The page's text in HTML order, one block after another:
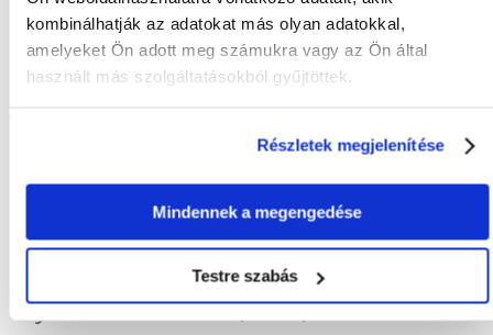
kombinálhatják az adatokat más olyan adatokkal,
amelyeket Ön adott meg számukra vagy az Ön által
használt más szolgáltatásokból gyűjtöttek.
Részletek megjelenítése
Mindennek a megengedése
Testre szabás
A napi adagot fel kell osztani és több étkezésben kell etetni.
Táplálékváltáskor 7-10 napos átmeneti időszak ajánlott. Ez lehetővé
teszi a gyomorproblémák enyhítését vagy teljes kiküszöbölését.
Ebben az időszakban keverje a régi és az új táplálékot, és minden nap
növelje az új táplálék arányát.
KÉRDEZZ TŐLÜNK!
Gyakori Kérdések (GYIK)